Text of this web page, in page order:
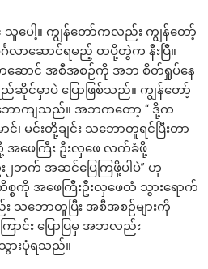
ေါ့။ ကျွန်တော်ကလည်း ကျွန်တော့်
ဂလာဆောင်ရမည့် တပို့တွဲက နီးပြီ။
လာဆောင် အစီအစဉ်ကို အဘ စိတ်ရှုပ်နေ
မှာပဲ ပြောဖြစ်သည်။ ကျွန်တော့်
ောကျသည်။ အဘကတော့ “ ဒို့က
င်၊ မင်းတို့ချင်း သဘောတူရင်ပြီးတာ
အဖေကြီး ဦးလှဖေ လက်ခံဖို့
၂ဘက် အဆင်ပြေကြဖို့ပါပဲ” ဟု
စကို အဖေကြီးဦးလှဖေထံ သွားရောက်
သဘောတူပြီး အစီအစဉ်များကို
ာင်း ပြောပြမှ အဘလည်း
ားပုံရသည်။